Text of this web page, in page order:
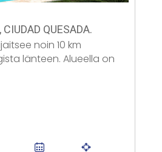
QUESADA.
noin 10 km
länteen. Alueella on